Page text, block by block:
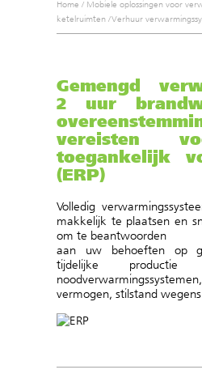
Home / Mobiele oplossingen voor
ketelruimten /Verhuur
Gemengd
2 uur
vereisten
toegankelijk
(ERP)
Volledig
makkelijk te plaatsen en
om te beantwoorden
aan uw behoeften op
tijdelijke
vermogen, stilstand